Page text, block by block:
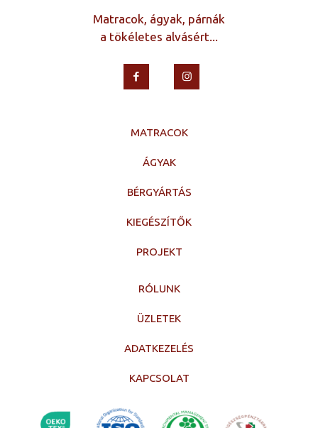
Matracok, ágyak, párnák
a tökéletes alvásért...
MATRACOK
ÁGYAK
BÉRGYÁRTÁS
KIEGÉSZÍTŐK
PROJEKT
RÓLUNK
ÜZLETEK
ADATKEZELÉS
KAPCSOLAT